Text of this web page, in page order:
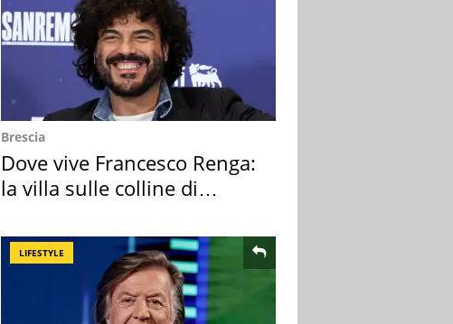
Brescia
Dove vive Francesco Renga:
la villa sulle colline di
LIFESTYLE